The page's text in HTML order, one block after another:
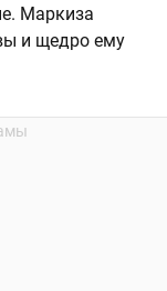
Маркиза
и щедро ему